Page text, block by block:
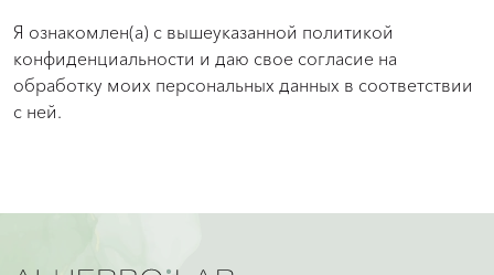
Я ознакомлен(а) с вышеуказанной политикой
конфиденциальности и даю свое согласие на
обработку моих персональных данных в соответствии
с ней.